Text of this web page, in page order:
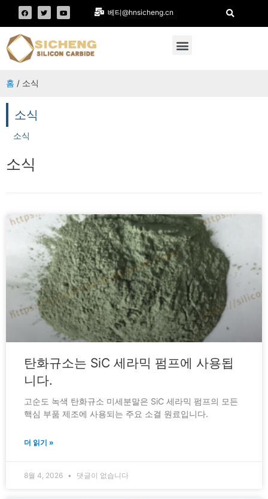
베티@hnsicheng.cn
홈 / 소식
소식
소식
소식
탄화규소는 SiC 세라믹 펌프에 사용됩
니다.
고순도 녹색 탄화규소 미세분말은 SiC 세라믹 펌프의 모든
핵심 부품 제조에 사용되는 주요 소결 원료입니다.
더 읽기 »
8월 4, 2026 댓글이 없습니다